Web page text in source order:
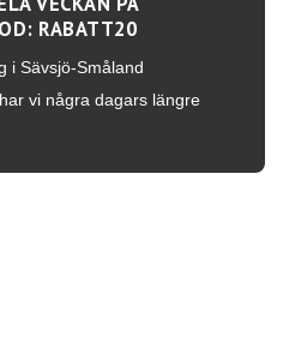
RABATT20
i Sävsjö-Småland
vi några dagars längre